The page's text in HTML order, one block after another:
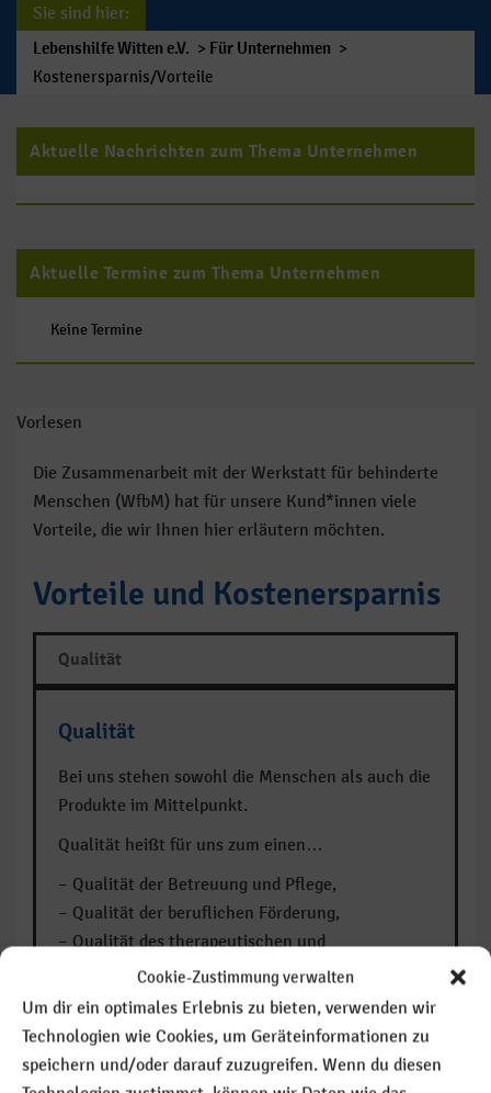
Cookie-Zustimmung verwalten
Um dir ein optimales Erlebnis zu bieten, verwenden wir
Technologien wie Cookies, um Geräteinformationen zu
speichern und/oder darauf zuzugreifen. Wenn du diesen
Sie sind hier:
Lebenshilfe Witten e.V. > Für Unternehmen >
Kostenersparnis/Vorteile
Aktuelle Nachrichten zum Thema Unternehmen
Aktuelle Termine zum Thema Unternehmen
Keine Termine
Vorlesen
Die Zusammenarbeit mit der Werkstatt für behinderte
Menschen (WfbM) hat für unsere Kund*innen viele
Vorteile, die wir Ihnen hier erläutern möchten.
Vorteile und Kostenersparnis
Qualität
Qualität
Bei uns stehen sowohl die Menschen als auch die
Produkte im Mittelpunkt.
Qualität heißt für uns zum einen…
– Qualität der Betreuung und Pflege,
– Qualität der beruflichen Förderung,
– Qualität des therapeutischen und
soziokulturellen Angebots.
Aber auch…
– Qualität der Produkte, die hergestellt werden,
– Qualität der Dienstleistungen, die erbracht